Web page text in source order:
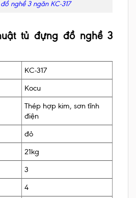
nghề 3 ngăn KC-317
tủ đựng đồ nghề 3
KC-317
Kocu
Thép hợp kim, sơn tĩnh
điện
đỏ
21kg
3
4